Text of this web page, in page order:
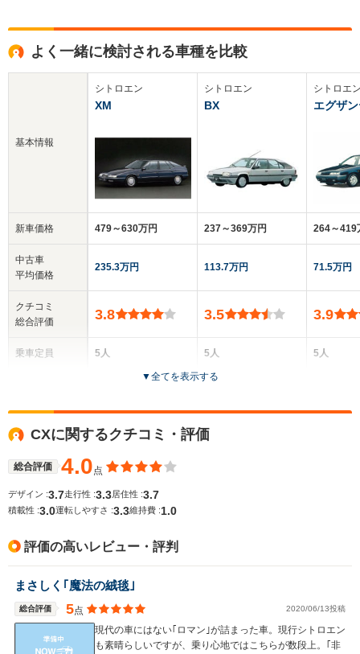
よく一緒に検討される車種を比較
基本情報
新車価格
中古車
平均価格
クチコミ
総合評価
乗車定員
サイズ
シトロエン
XM
479～630万円
235.3万円
3.8
5人
全高
1.4m
全幅
1.8m
ホイールベース
-m
シトロエン
BX
237～369万円
113.7万円
3.5
5人
5ドア
シトロエ
エグザ
264～419
71.5万円
3.9
5人
▼全てを表示する
CXに関するクチコミ・評価
総合評価 4.0点
デザイン :3.7走行性 :3.3居住性 :3.7
積載性 :3.0運転しやすさ :3.3維持費 :1.0
評価の高いレビュー・評判
まさしく｢魔法の絨毯｣
総合評価 5点 2020/06/13投稿
現代の車にはない｢ロマン｣が詰まった車。現行シトロエン
も素晴らしいですが、乗り心地ではこちらが数段上。｢非